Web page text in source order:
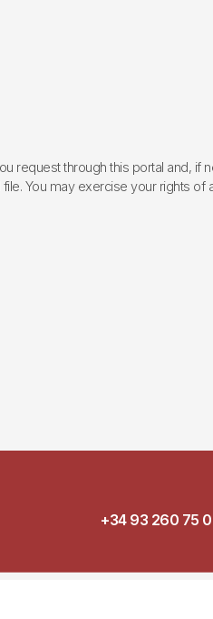
through this portal and, if
You may exercise your rights
+34 93 260 75